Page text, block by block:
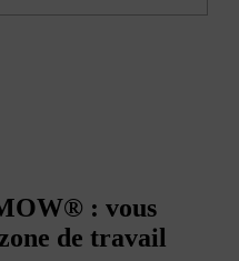
: vous
de travail